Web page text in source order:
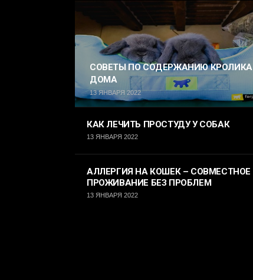
СОВЕТЫ ПО СОДЕРЖАНИЮ КРОЛИКА
ДОМА
13 ЯНВАРЯ 2022
КАК ЛЕЧИТЬ ПРОСТУДУ У СОБАК
13 ЯНВАРЯ 2022
АЛЛЕРГИЯ НА КОШЕК – СОВМЕСТНОЕ
ПРОЖИВАНИЕ БЕЗ ПРОБЛЕМ
13 ЯНВАРЯ 2022